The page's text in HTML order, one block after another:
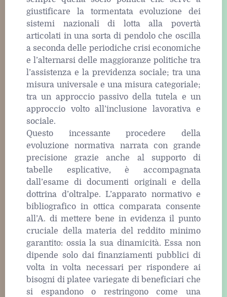
giustificare la tormentata evoluzione dei
sistemi nazionali di lotta alla povertà
articolati in una sorta di pendolo che oscilla
a seconda delle periodiche crisi economiche
e l’alternarsi delle maggioranze politiche tra
l’assistenza e la previdenza sociale; tra una
misura universale e una misura categoriale;
tra un approccio passivo della tutela e un
approccio volto all’inclusione lavorativa e
sociale.
Questo incessante procedere della
evoluzione normativa narrata con grande
precisione grazie anche al supporto di
tabelle esplicative, è accompagnata
dall’esame di documenti originali e della
dottrina d’oltralpe. L’apparato normativo e
bibliografico in ottica comparata consente
all’A. di mettere bene in evidenza il punto
cruciale della materia del reddito minimo
garantito: ossia la sua dinamicità. Essa non
dipende solo dai finanziamenti pubblici di
volta in volta necessari per rispondere ai
bisogni di platee variegate di beneficiari che
si espandono o restringono come una